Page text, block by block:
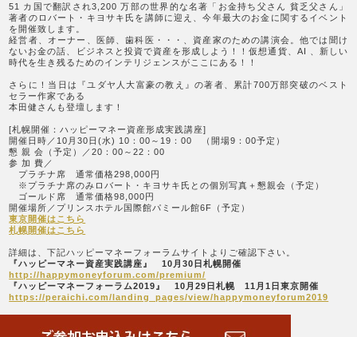
51 カ国で翻訳され3,200 万部の世界的な名著「お金持ち父さん 貧乏父さん」
著者のロバート・キヨサキ氏を講師に迎え、今年最大のお金に関するイベント
を開催致します。
経営者、オーナー、医師、歯科医・・・、資産家のための講演会。他では聞け
ないお金の話、ビジネスと投資で資産を形成しよう！！仮想通貨、AI 、新しい
時代を生き残るためのインテリジェンスがここにある！！
さらに！当日は『ユダヤ人大富豪の教え』の著者、累計700万部突破のベスト
セラー作家である
本田健さんも登壇します！
[札幌開催：ハッピーマネー資産形成実践講座]
開催日時／10月30日(水) 10：00～19：00 （開場9：00予定）
懇 親 会（予定）／20：00～22：00
参 加 費／
プラチナ席 通常価格298,000円
※プラチナ席のみロバート・キヨサキ氏との個別写真＋懇親会（予定）
ゴールド席 通常価格98,000円
開催場所／プリンスホテル国際館パミール館6F（予定）
東京開催はこちら
札幌開催はこちら
詳細は、下記ハッピーマネーフォーラムサイトよりご確認下さい。
『ハッピーマネー資産実践講座』 10月30日札幌開催
http://happymoneyforum.com/premium/
『ハッピーマネーフォーラム2019』 10月29日札幌 11月1日東京開催
https://peraichi.com/landing_pages/view/happymoneyforum2019